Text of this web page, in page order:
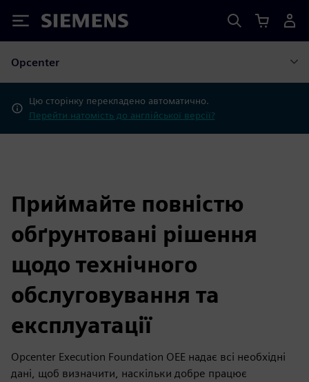
Siemens
Opcenter
Цю сторінку перекладено автоматично.
Перейти натомість до англійської версії?
Приймайте повністю
обґрунтовані рішення
щодо технічного
обслуговування та
експлуатації
Opcenter Execution Foundation OEE надає всі необхідні
дані, щоб визначити, наскільки добре працює